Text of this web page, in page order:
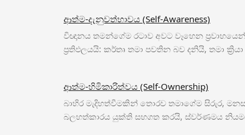
ආත්ම-දැනුවත්භාවය (Self-Awareness)
විඥානය තමන්ගේම රටාව අවට වෑහෙන
ප්‍රතිඵලයයි: කර්තෘ තමා පවතින බව දනියි, තමා
ආත්ම-හිමිකාරිත්වය (Self-Ownership)
බාහිර මැදිහත්වීමකින් තොරව තමාගේම සිරුර,
බලහත්කාරය යුක්ති සහගත කරයි, ස්වර්ණමය